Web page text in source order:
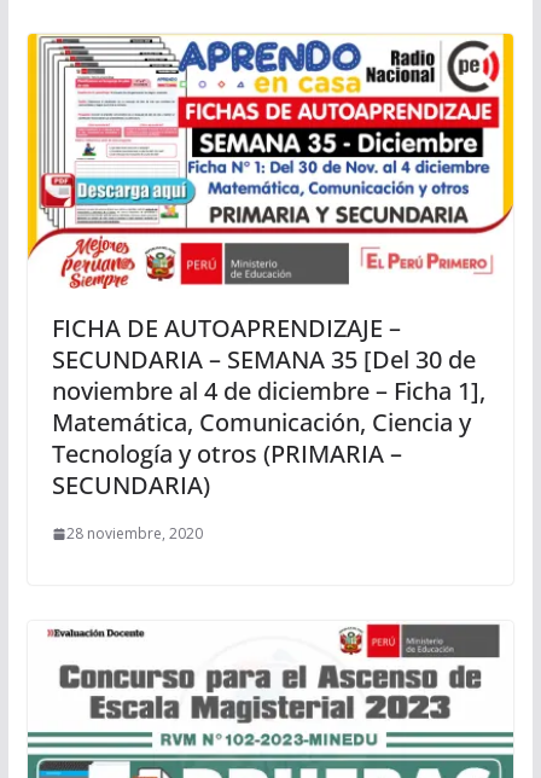
FICHA DE AUTOAPRENDIZAJE –
SECUNDARIA – SEMANA 35 [Del 30 de
noviembre al 4 de diciembre – Ficha 1],
Matemática, Comunicación, Ciencia y
Tecnología y otros (PRIMARIA –
SECUNDARIA)
28 noviembre, 2020